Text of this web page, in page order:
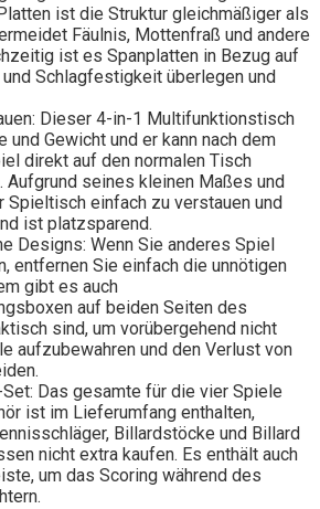
ist die Struktur gleichmäßiger als
Fäulnis, Mottenfraß und andere
ist es Spanplatten in Bezug auf
Schlagfestigkeit überlegen und
Dieser 4-in-1 Multifunktionstisch
und Gewicht und er kann nach dem
direkt auf den normalen Tisch
seines kleinen Maßes und
Spieltisch einfach zu verstauen und
ist platzsparend.
Designs: Wenn Sie anderes Spiel
entfernen Sie einfach die unnötigen
gibt es auch
auf beiden Seiten des
sind, um vorübergehend nicht
aufzubewahren und den Verlust von
Das gesamte für die vier Spiele
ist im Lieferumfang enthalten,
Billardstöcke und Billard
nicht extra kaufen. Es enthält auch
um das Scoring während des